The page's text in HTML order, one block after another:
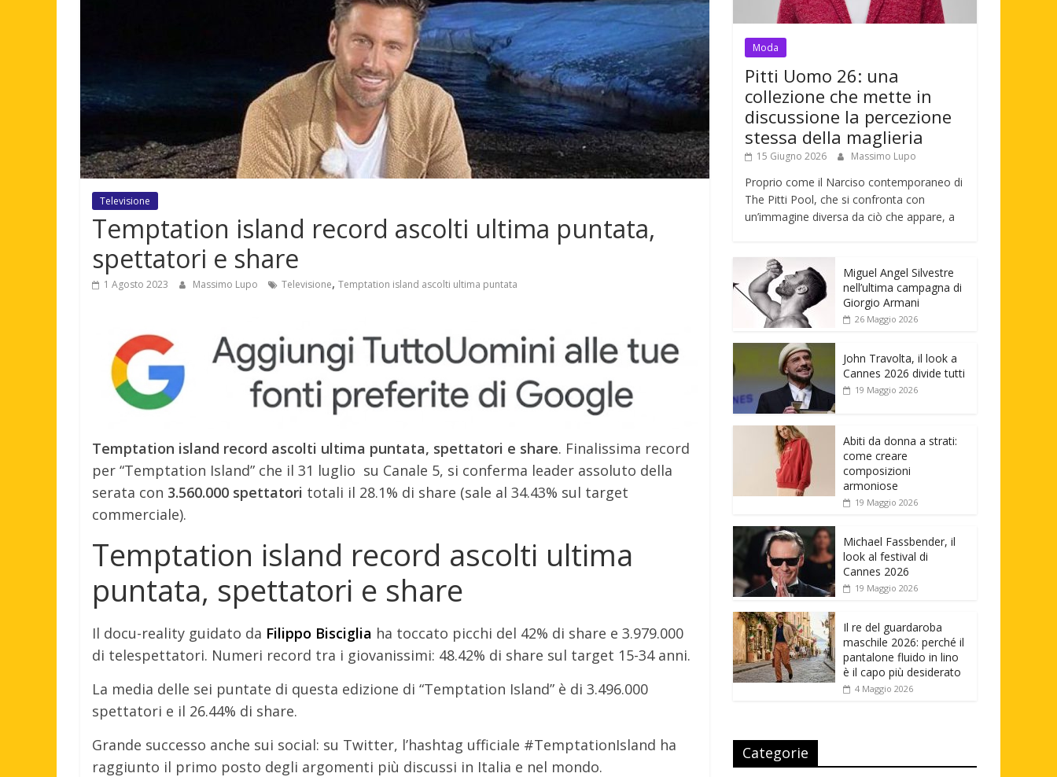
Televisione
Temptation island record ascolti ultima puntata,
spettatori e share
1 Agosto 2023 Massimo Lupo Televisione, Temptation island ascolti ultima puntata
Temptation island record ascolti ultima puntata, spettatori e share. Finalissima record
per “Temptation Island” che il 31 luglio su Canale 5, si conferma leader assoluto della
serata con 3.560.000 spettatori totali il 28.1% di share (sale al 34.43% sul target
commerciale).
Temptation island record ascolti ultima
puntata, spettatori e share
Il docu-reality guidato da Filippo Bisciglia ha toccato picchi del 42% di share e 3.979.000
di telespettatori. Numeri record tra i giovanissimi: 48.42% di share sul target 15-34 anni.
La media delle sei puntate di questa edizione di “Temptation Island” è di 3.496.000
spettatori e il 26.44% di share.
Grande successo anche sui social: su Twitter, l’hashtag ufficiale #TemptationIsland ha
raggiunto il primo posto degli argomenti più discussi in Italia e nel mondo.
Moda
Pitti Uomo 26: una
collezione che mette in
discussione la percezione
stessa della maglieria
15 Giugno 2026 Massimo Lupo
Proprio come il Narciso contemporaneo di
The Pitti Pool, che si confronta con
un’immagine diversa da ciò che appare, a
Miguel Angel Silvestre
nell’ultima campagna di
Giorgio Armani
26 Maggio 2026
John Travolta, il look a
Cannes 2026 divide tutti
19 Maggio 2026
Abiti da donna a strati:
come creare
composizioni
armoniose
19 Maggio 2026
Michael Fassbender, il
look al festival di
Cannes 2026
19 Maggio 2026
Il re del guardaroba
maschile 2026: perché il
pantalone fluido in lino
è il capo più desiderato
4 Maggio 2026
Categorie